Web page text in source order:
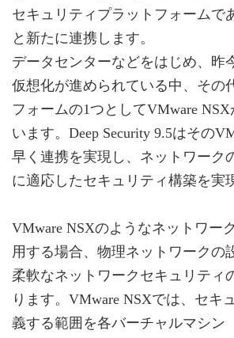
セキュリティプラットフォームで
と新たに連携します。
データセンターなどをはじめ、昨
仮想化が進められている中、その
フォームの1つとしてVMware
います。Deep Security 9.5はその
早く連携を実現し、ネットワーク
に適応したセキュリティ構築を実
VMware NSXのようなネットワー
用する場合、物理ネットワークの
柔軟なネットワークセキュリティ
ります。VMware NSXでは、セキ
義する範囲を各バーチャルマシン